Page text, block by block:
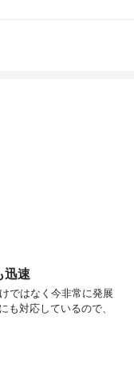
速
ではなく今非常に発展
も対応しているので、